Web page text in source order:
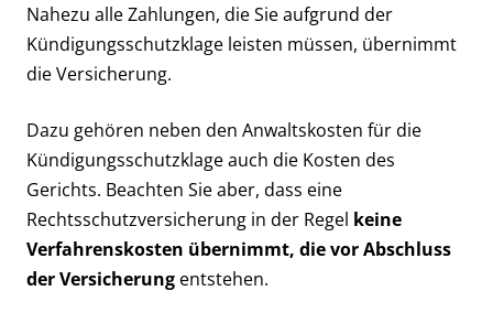
Nahezu alle Zahlungen, die Sie aufgrund der
Kündigungsschutzklage leisten müssen, übernimmt
die Versicherung.
Dazu gehören neben den Anwaltskosten für die
Kündigungsschutzklage auch die Kosten des
Gerichts. Beachten Sie aber, dass eine
Rechtsschutzversicherung in der Regel keine
Verfahrenskosten übernimmt, die vor Abschluss
der Versicherung entstehen.